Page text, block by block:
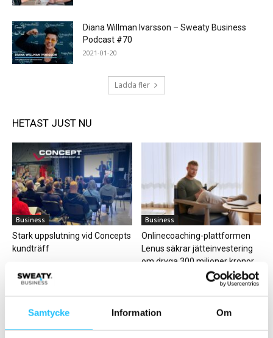
Samtycke Information Om
Diana Willman Ivarsson – Sweaty Business
Podcast #70
2021-01-20
Ladda fler
HETAST JUST NU
Business
Stark uppslutning vid Concepts
kundträff
Business
Onlinecoaching-plattformen
Lenus säkrar jätteinvestering
om dryga 300 miljoner kronor